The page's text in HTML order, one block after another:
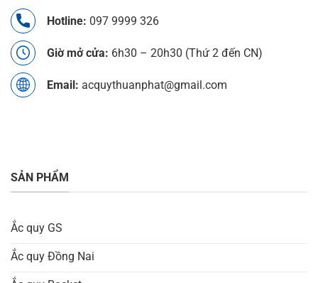
Hotline: 097 9999 326
Giờ mở cửa: 6h30 – 20h30 (Thứ 2 đến CN)
Email: acquythuanphat@gmail.com
SẢN PHẨM
Ắc quy GS
Ắc quy Đồng Nai